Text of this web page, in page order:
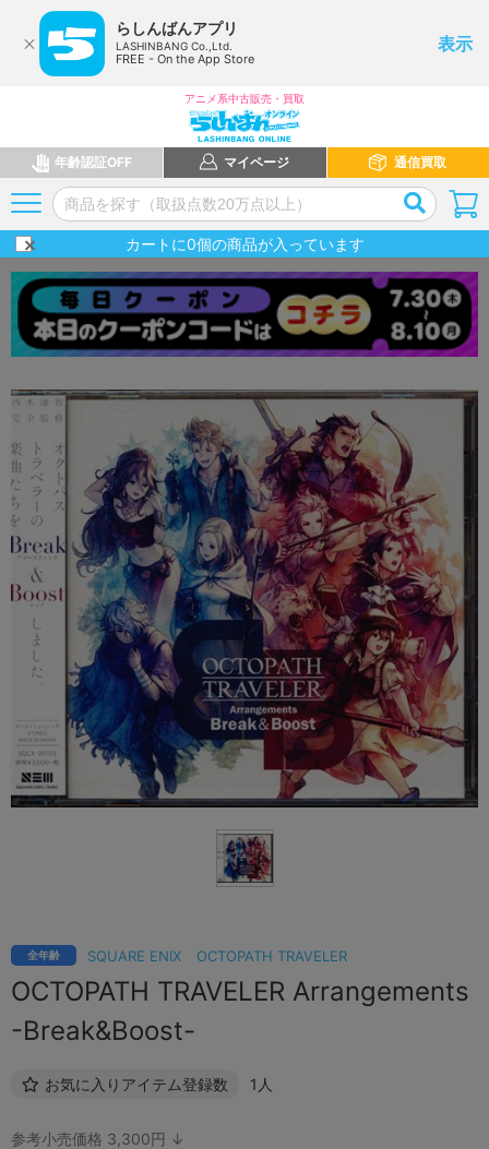
らしんばんアプリ
LASHINBANG Co.,Ltd.
FREE - On the App Store
表示
アニメ系中古販売・買取
年齢認証OFF マイページ 通信買取
カートに0個の商品が入っています
SQUARE ENIX OCTOPATH TRAVELER
全年齢
OCTOPATH TRAVELER Arrangements
-Break&Boost-
お気に入りアイテム登録数 1人
参考小売価格 3,300円 ↓